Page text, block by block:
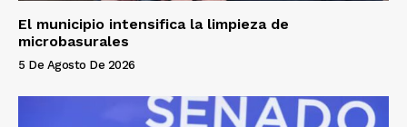
El municipio intensifica la limpieza de
microbasurales
5 De Agosto De 2026